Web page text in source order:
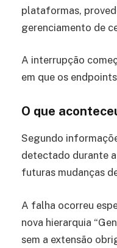
plataformas,
gerenciamento de
A interrupção
em que os
O que
Segundo
detectado durante
futuras mudanças
A falha ocorreu
nova hierarquia
sem a extensão